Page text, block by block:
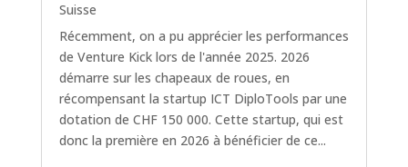
Suisse
Récemment, on a pu apprécier les performances
de Venture Kick lors de l'année 2025. 2026
démarre sur les chapeaux de roues, en
récompensant la startup ICT DiploTools par une
dotation de CHF 150 000. Cette startup, qui est
donc la première en 2026 à bénéficier de ce...